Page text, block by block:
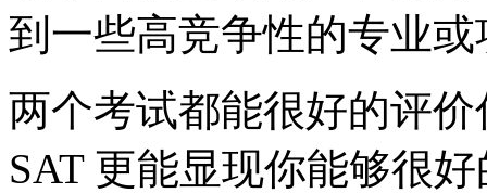
到一些高竞争性的专业或
两个考试都能很好的评
SAT 更能显现你能够很